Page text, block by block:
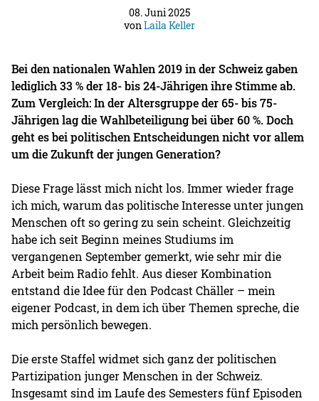
08. Juni 2025
vonLaila Keller
Bei den nationalen Wahlen 2019 in der Schweiz gaben
lediglich 33 % der 18- bis 24-Jährigen ihre Stimme ab.
Zum Vergleich: In der Altersgruppe der 65- bis 75-
Jährigen lag die Wahlbeteiligung bei über 60 %. Doch
geht es bei politischen Entscheidungen nicht vor allem
um die Zukunft der jungen Generation?
Diese Frage lässt mich nicht los. Immer wieder frage
ich mich, warum das politische Interesse unter jungen
Menschen oft so gering zu sein scheint. Gleichzeitig
habe ich seit Beginn meines Studiums im
vergangenen September gemerkt, wie sehr mir die
Arbeit beim Radio fehlt. Aus dieser Kombination
entstand die Idee für den Podcast Chäller – mein
eigener Podcast, in dem ich über Themen spreche, die
mich persönlich bewegen.
Die erste Staffel widmet sich ganz der politischen
Partizipation junger Menschen in der Schweiz.
Insgesamt sind im Laufe des Semesters fünf Episoden